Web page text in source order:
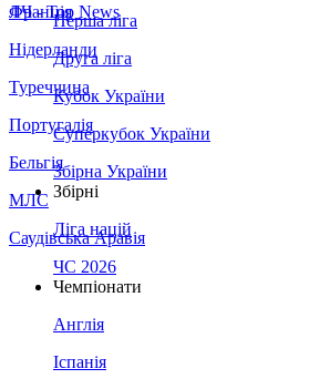
Франція
Нідерланди
Туреччина
Португалія
Бельгія
МЛС
Саудівська Аравія
ЛЧ - Top News
Перша ліга
Друга ліга
Кубок України
Суперкубок України
Збірна України
Збірні
Ліга націй
ЧС 2026
Чемпіонати
Англія
Іспанія